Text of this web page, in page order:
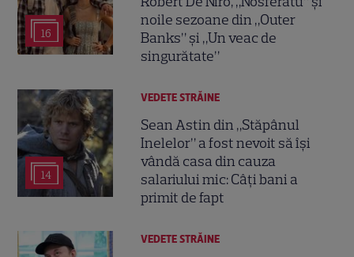
16
noile sezoane din „Outer
Banks” și „Un veac de
singurătate”
14
VEDETE STRĂINE
Sean Astin din „Stăpânul
Inelelor” a fost nevoit să își
vândă casa din cauza
salariului mic: Câți bani a
primit de fapt
VEDETE STRĂINE